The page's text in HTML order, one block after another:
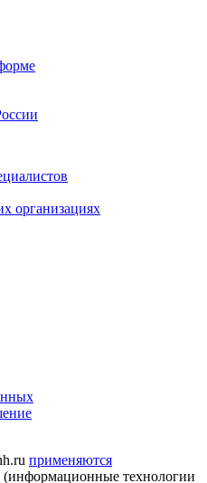
организациях
применяются
(информационные технологии